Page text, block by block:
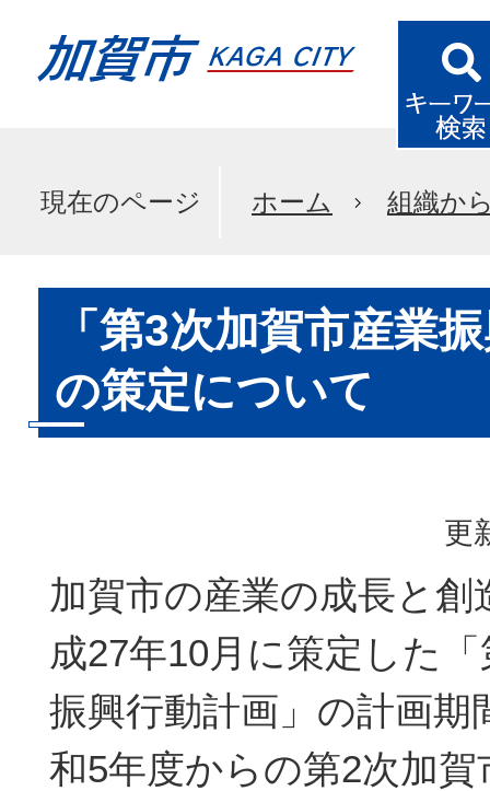
現在のページ ホーム 組織か
「第3次加賀市産業
の策定について
更
加賀市の産業の成長と創
成27年10月に策定した
振興行動計画」の計画期
和5年度からの第2次加